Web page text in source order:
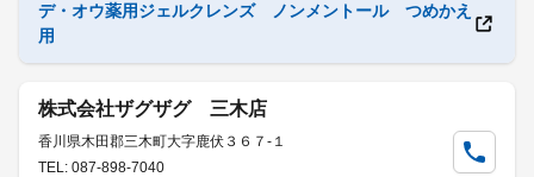
デ・オウ薬用ジェルクレンズ ノンメントール つめかえ
用
株式会社ザグザグ 三木店
香川県木田郡三木町大字鹿伏３６７-１
TEL: 087-898-7040